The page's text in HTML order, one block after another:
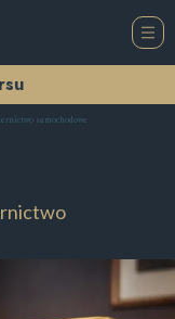
samochodowe